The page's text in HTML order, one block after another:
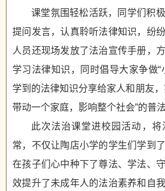
课堂氛围轻松活跃，同学们积
提问发言，认真聆听法律知识，纷
人员还现场发放了法治宣传手册，
学习法律知识，同时倡导大家争做“
学到的法律知识分享给家人和朋友，
带动一个家庭，影响整个社会”的普法
此次法治课堂进校园活动，将
常，不仅让陶店小学的学生们学到
在孩子们心中种下了尊法、学法、
效提升了未成年人的法治素养和自